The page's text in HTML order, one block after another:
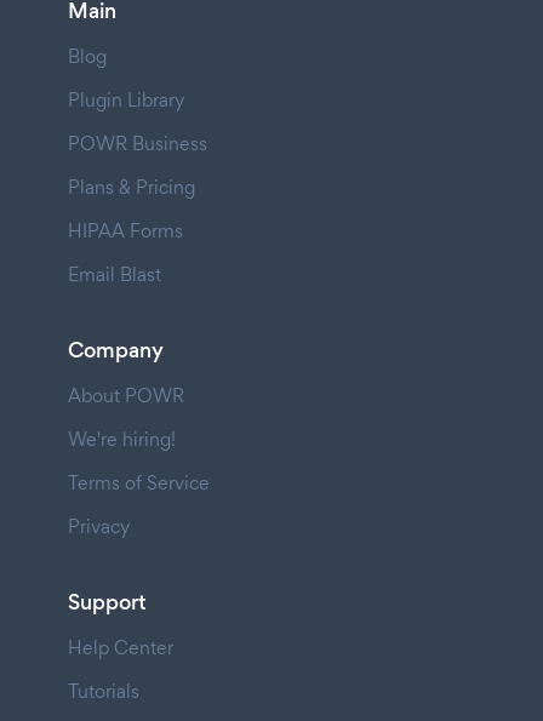
Main
Blog
Plugin Library
POWR Business
Plans & Pricing
HIPAA Forms
Email Blast
Company
About POWR
We're hiring!
Terms of Service
Privacy
Support
Help Center
Tutorials